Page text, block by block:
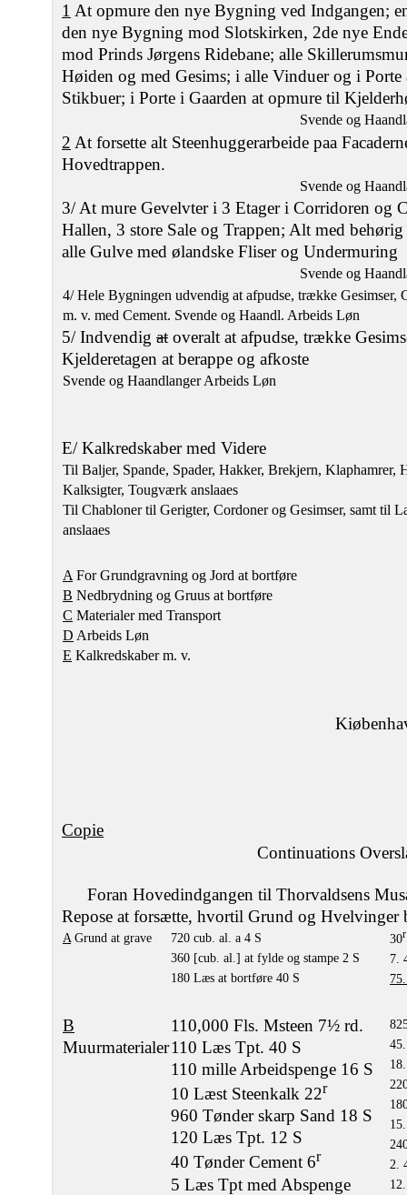
1 At opmure den nye Bygning ved Indgangen;
den nye Bygning mod Slotskirken, 2de nye
mod Prinds Jørgens Ridebane; alle
Høiden og med Gesims; i alle Vinduer og i
Stikbuer; i Porte i Gaarden at opmure til
Svende og
2 At forsette alt Steenhuggerarbeide paa
Hovedtrappen.
Svende og
3/ At mure Gevelvter i 3 Etager i Corridoren og
Hallen, 3 store Sale og Trappen; Alt med
alle Gulve med ølandske Fliser og Undermuring
Svende og
4/ Hele Bygningen udvendig at afpudse, trække Gesimser,
m. v. med Cement. Svende og Haandl. Arbeids Løn
5/ Indvendig at overalt at afpudse, trække
Kjelderetagen at berappe og afkoste
Svende og Haandlanger Arbeids Løn
E/ Kalkredskaber med Videre
Til Baljer, Spande, Spader, Hakker, Brekjern, Klaphamrer,
Kalksigter, Tougværk anslaaes
Til Chabloner til Gerigter, Cordoner og Gesimser, samt til
anslaaes
A For Grundgravning og Jord at bortføre
B Nedbrydning og Gruus at bortføre
C Materialer med Transport
D Arbeids Løn
E Kalkredskaber m. v.
Copie
Continuations
Foran Hovedindgangen til Thorvaldsens
Repose at forsætte, hvortil Grund og Hvelvinger
AGrund at grave
720 cub. al. a 4 S
360 [cub. al.] at fylde og stampe 2 S
180 Læs at bortføre 40 S
30r
7.
B
Muurmaterialer
110,000 Fls. Msteen 7½ rd.
110 Læs Tpt. 40 S
110 mille Arbeidspenge 16 S
10 Læst Steenkalk 22r
960 Tønder skarp Sand 18 S
120 Læs Tpt. 12 S
40 Tønder Cement 6r
5 Læs Tpt med Abspenge
15.
2.